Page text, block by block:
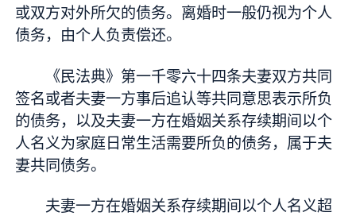
或双方对外所欠的债务。离婚时一般仍视为个人
债务，由个人负责偿还。
《民法典》第一千零六十四条夫妻双方共同
签名或者夫妻一方事后追认等共同意思表示所负
的债务，以及夫妻一方在婚姻关系存续期间以个
人名义为家庭日常生活需要所负的债务，属于夫
妻共同债务。
夫妻一方在婚姻关系存续期间以个人名义超